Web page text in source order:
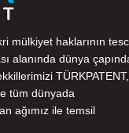
mülkiyet haklarının
alanında dünya
TÜRKPATENT,
tüm dünyada
ağımız ile temsil